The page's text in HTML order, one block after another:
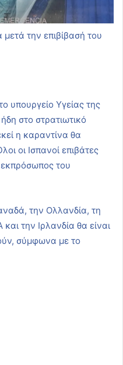
μετά την επιβίβασή του
υπουργείο Υγείας της
στο στρατιωτικό
η καραντίνα θα
οι Ισπανοί επιβάτες
εκπρόσωπος του
την Ολλανδία, τη
την Ιρλανδία θα είναι
σύμφωνα με το